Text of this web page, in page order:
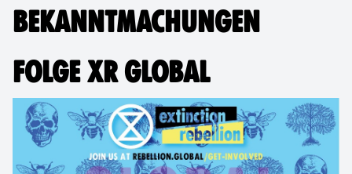
BEKANNTMACHUNGEN
FOLGE XR GLOBAL